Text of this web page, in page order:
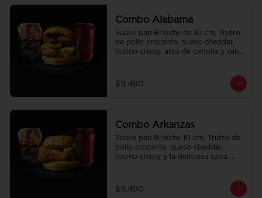
Combo Alabama
Suave pan Brioche de 10 cm, Trutro
de pollo crocante, queso cheddar,
tocino crispy, aros de cebolla y salsa
elección.
$9.490
Combo Arkanzas
Suave pan Brioche 10 cm, Trutro de
pollo crocante, queso cheddar,
tocino crispy y la deliciosa salsa
de la casa de regalo a elección y una
Bebida de 350cc a elección.
$9.490